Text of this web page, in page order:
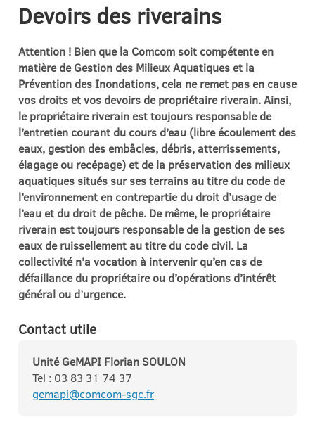
Devoirs des riverains
Attention ! Bien que la Comcom soit compétente en
matière de Gestion des Milieux Aquatiques et la
Prévention des Inondations, cela ne remet pas en cause
vos droits et vos devoirs de propriétaire riverain. Ainsi,
le propriétaire riverain est toujours responsable de
l’entretien courant du cours d’eau (libre écoulement des
eaux, gestion des embâcles, débris, atterrissements,
élagage ou recépage) et de la préservation des milieux
aquatiques situés sur ses terrains au titre du code de
l’environnement en contrepartie du droit d’usage de
l’eau et du droit de pêche. De même, le propriétaire
riverain est toujours responsable de la gestion de ses
eaux de ruissellement au titre du code civil. La
collectivité n’a vocation à intervenir qu’en cas de
défaillance du propriétaire ou d’opérations d’intérêt
général ou d’urgence.
Contact utile
Unité GeMAPI Florian SOULON
Tel : 03 83 31 74 37
gemapi@comcom-sgc.fr